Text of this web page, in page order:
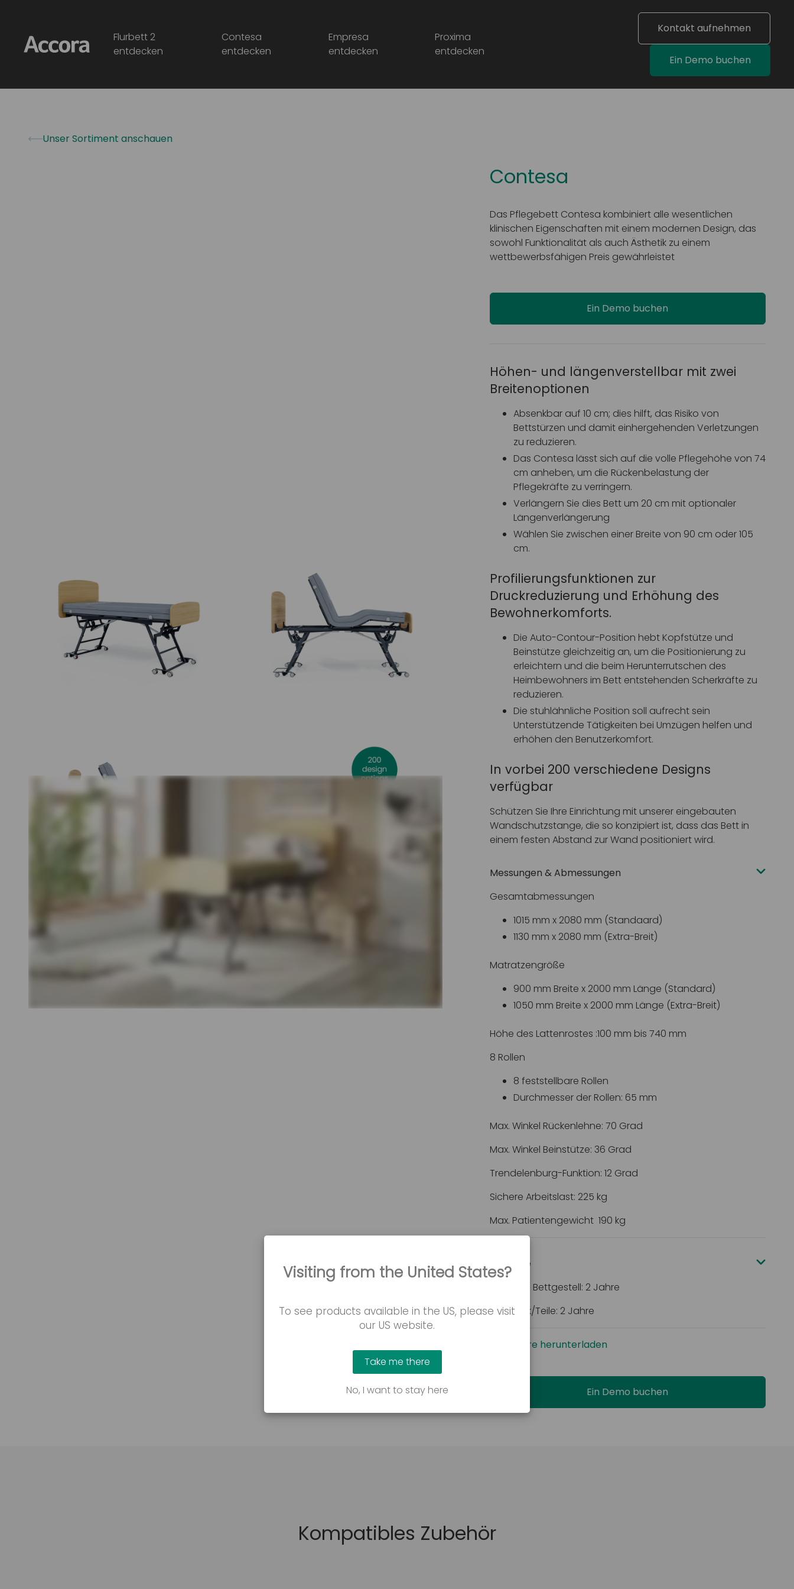
Flurbett 2
entdecken
Contesa
entdecken
Empresa
entdecken
Proxima
entdecken
Kontakt aufnehmen
Ein Demo buchen
Unser Sortiment anschauen
Contesa
Das Pflegebett Contesa kombiniert alle wesentlichen
klinischen Eigenschaften mit einem modernen Design, das
sowohl Funktionalität als auch Ästhetik zu einem
wettbewerbsfähigen Preis gewährleistet
Ein Demo buchen
Höhen- und längenverstellbar mit zwei
Breitenoptionen
Absenkbar auf 10 cm; dies hilft, das Risiko von
Bettstürzen und damit einhergehenden Verletzungen
zu reduzieren.
Das Contesa lässt sich auf die volle Pflegehöhe von 74
cm anheben, um die Rückenbelastung der
Pflegekräfte zu verringern.
Verlängern Sie dies Bett um 20 cm mit optionaler
Längenverlängerung
Wählen Sie zwischen einer Breite von 90 cm oder 105
cm.
Profilierungsfunktionen zur
Druckreduzierung und Erhöhung des
Bewohnerkomforts.
Die Auto-Contour-Position hebt Kopfstütze und
Beinstütze gleichzeitig an, um die Positionierung zu
erleichtern und die beim Herunterrutschen des
Heimbewohners im Bett entstehenden Scherkräfte zu
reduzieren.
Die stuhlähnliche Position soll aufrecht sein
Unterstützende Tätigkeiten bei Umzügen helfen und
erhöhen den Benutzerkomfort.
In vorbei 200 verschiedene Designs
verfügbar
Schützen Sie Ihre Einrichtung mit unserer eingebauten
Wandschutzstange, die so konzipiert ist, dass das Bett in
einem festen Abstand zur Wand positioniert wird.
Messungen & Abmessungen
Gesamtabmessungen
1015 mm x 2080 mm (Standaard)
1130 mm x 2080 mm (Extra-Breit)
Matratzengröße
900 mm Breite x 2000 mm Länge (Standard)
1050 mm Breite x 2000 mm Länge (Extra-Breit)
Höhe des Lattenrostes :100 mm bis 740 mm
8 Rollen
8 feststellbare Rollen
Durchmesser der Rollen: 65 mm
Max. Winkel Rückenlehne: 70 Grad
Max. Winkel Beinstütze: 36 Grad
Trendelenburg-Funktion: 12 Grad
Sichere Arbeitslast: 225 kg
Max. Patientengewicht 190 kg
Garantie
Garantie Bettgestell: 2 Jahre
Elektronik/Teile: 2 Jahre
Broschüre herunterladen
Ein Demo buchen
Kompatibles Zubehör
Visiting from the United States?
To see products available in the US, please visit
our US website.
Take me there
No, I want to stay here